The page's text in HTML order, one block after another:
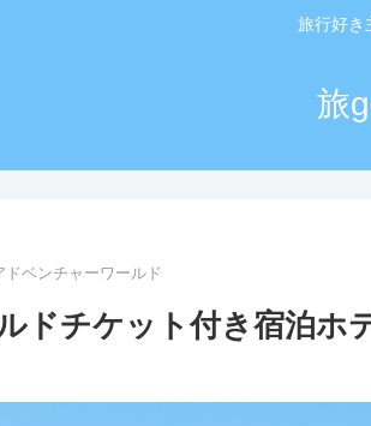
旅行好き
旅
ドベンチャーワールド
ドチケット付き宿泊ホ